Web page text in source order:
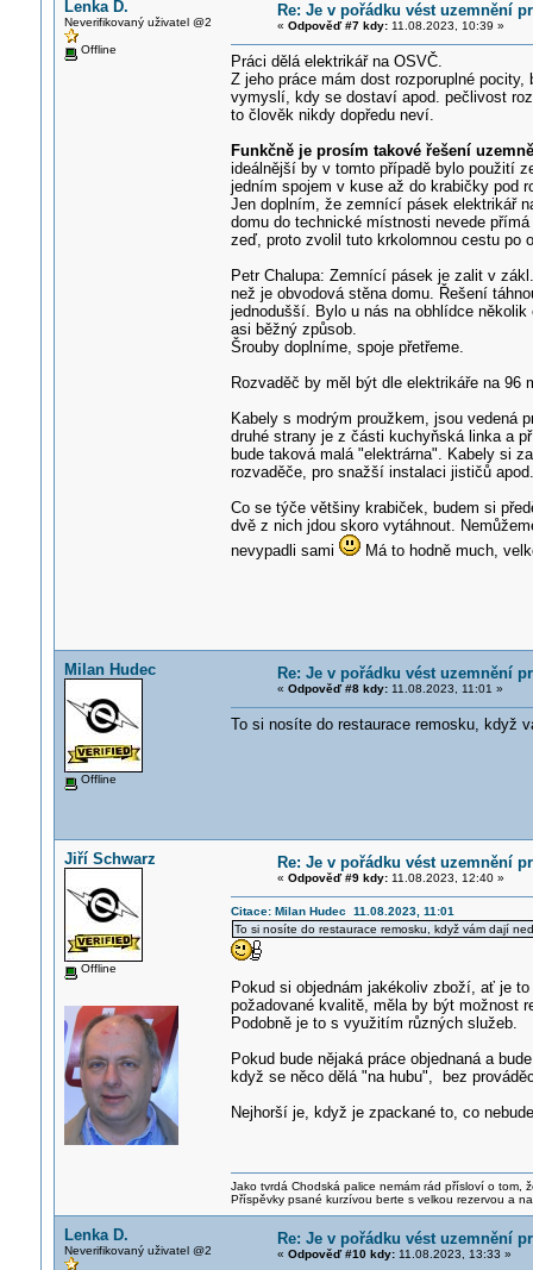
Lenka D.
Neverifikovaný uživatel @2
Offline
Re: Je v pořádku vést uzemnění
« Odpověď #7 kdy:11.08.2023, 10:39 »
Práci dělá elektrikář na OSVČ.
Z jeho práce mám dost rozporuplné
vymyslí, kdy se dostaví apod. pečlivost
to člověk nikdy dopředu neví.
Funkčně je prosím takové řešení
ideálnější by v tomto případě bylo použití
jedním spojem v kuse až do krabičky pod
Jen doplním, že zemnící pásek elektrikář
domu do technické místnosti nevede
zeď, proto zvolil tuto krkolomnou cestu po
Petr Chalupa: Zemnící pásek je zalit v
než je obvodová stěna domu. Řešení
jednodušší. Bylo u nás na obhlídce
asi běžný způsob.
Šrouby doplníme, spoje přetřeme.
Rozvaděč by měl být dle elektrikáře na
Kabely s modrým proužkem, jsou vedená
druhé strany je z části kuchyňská linka a
bude taková malá "elektrárna". Kabely si
rozvaděče, pro snažší instalaci jističů
Co se týče většiny krabiček, budem si
dvě z nich jdou skoro vytáhnout.
nevypadli sami
Má to hodně much,
Milan Hudec
Offline
Re: Je v pořádku vést uzemnění
« Odpověď #8 kdy:11.08.2023, 11:01 »
To si nosíte do restaurace remosku, když
Jiří Schwarz
Offline
Re: Je v pořádku vést uzemnění
« Odpověď #9 kdy:11.08.2023, 12:40 »
Citace: Milan Hudec 11.08.2023, 11:01
To si nosíte do restaurace remosku, když vám dají
Pokud si objednám jakékoliv zboží, ať je
požadované kvalitě, měla by být možnost
Podobně je to s využitím různých služeb.
Pokud bude nějaká práce objednaná a
když se něco dělá "na hubu", bez
Nejhorší je, když je zpackané to, co
Jako tvrdá Chodská palice nemám rád přísloví o tom,
Příspěvky psané kurzívou berte s velkou rezervou a
Lenka D.
Neverifikovaný uživatel @2
Re: Je v pořádku vést uzemnění
« Odpověď #10 kdy:11.08.2023, 13:33 »